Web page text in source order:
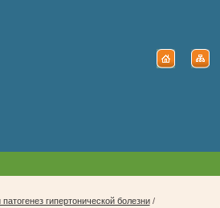
гипертонической болезни/